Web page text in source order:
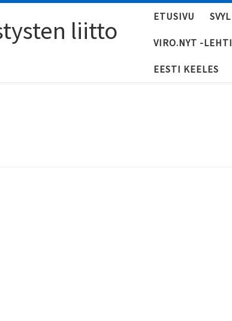
liitto ETUSIVU SVYL
VIRO.NYT -LEHTI
EESTI KEELES